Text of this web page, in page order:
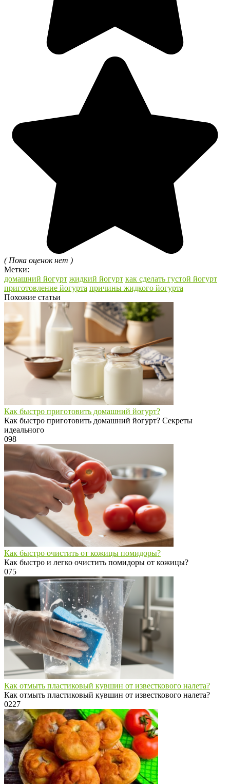
( Пока оценок нет )
Метки:
домашний йогурт жидкий йогурт как сделать густой йогурт
приготовление йогурта причины жидкого йогурта
Похожие статьи
Как быстро приготовить домашний йогурт?
Как быстро приготовить домашний йогурт? Секреты
идеального
098
Как быстро очистить от кожицы помидоры?
Как быстро и легко очистить помидоры от кожицы?
075
Как отмыть пластиковый кувшин от известкового налета?
Как отмыть пластиковый кувшин от известкового налета?
0227